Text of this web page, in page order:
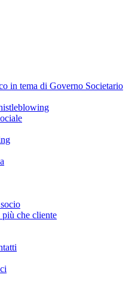
in tema di Governo Societario
che cliente